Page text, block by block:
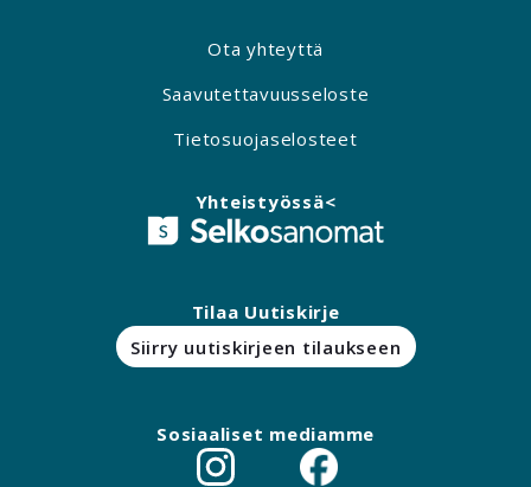
Ota yhteyttä
Saavutettavuusseloste
Tietosuojaselosteet
Yhteistyössä<
Tilaa Uutiskirje
Siirry uutiskirjeen tilaukseen
Sosiaaliset mediamme